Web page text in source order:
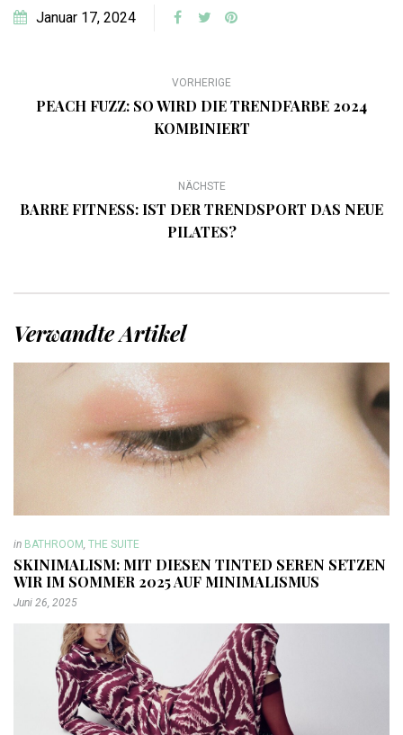
Januar 17, 2024
VORHERIGE
PEACH FUZZ: SO WIRD DIE TRENDFARBE 2024
KOMBINIERT
NÄCHSTE
BARRE FITNESS: IST DER TRENDSPORT DAS NEUE
PILATES?
Verwandte Artikel
in BATHROOM THE SUITE
SKINIMALISM: MIT DIESEN TINTED SEREN SETZEN
WIR IM SOMMER 2025 AUF MINIMALISMUS
Juni 26, 2025